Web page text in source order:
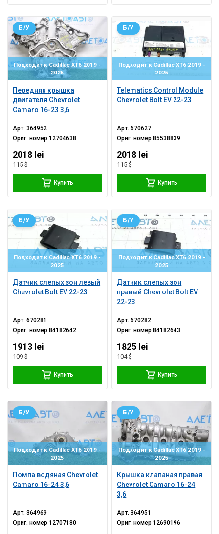
Подходит к Cadillac XT6 2019 -
2025
Передняя крышка
двигателя Chevrolet
Camaro 16-23 3,6
Б/У
Арт.364952
Ориг. номер12704638
2018 lei
115 $
Купить
Подходит к Cadillac XT6 2019 -
2025
Telematics Control Module
Chevrolet Bolt EV 22-23
Б/У
Арт.670627
Ориг. номер85538839
2018 lei
115 $
Купить
Подходит к Cadillac XT6 2019 -
2025
Датчик слепых зон левый
Chevrolet Bolt EV 22-23
Б/У
Арт.670281
Ориг. номер84182642
1913 lei
109 $
Купить
Подходит к Cadillac XT6 2019 -
2025
Датчик слепых зон
правый Chevrolet Bolt EV
22-23
Б/У
Арт.670282
Ориг. номер84182643
1825 lei
104 $
Купить
Подходит к Cadillac XT6 2019 -
2025
Помпа водяная Chevrolet
Camaro 16-24 3,6
Б/У
Арт.364969
Ориг. номер12707180
Подходит к Cadillac XT6 2019 -
2025
Крышка клапаная правая
Chevrolet Camaro 16-24
3,6
Б/У
Арт.364951
Ориг. номер12690196